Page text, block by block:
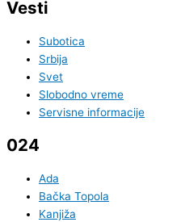
Vesti
Subotica
Srbija
Svet
Slobodno vreme
Servisne informacije
024
Ada
Bačka Topola
Kanjiža